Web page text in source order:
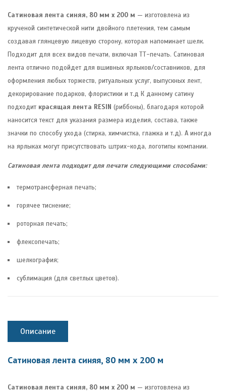
Сатиновая лента синяя, 80 мм х 200 м — изготовлена из
крученой синтетической нити двойного плетения, тем самым
создавая глянцевую лицевую сторону, которая напоминает шелк.
Подходит для всех видов печати, включая ТТ-печать. Сатиновая
лента отлично подойдет для вшивных ярлыков/составников, для
оформления любых торжеств, ритуальных услуг, выпускных лент,
декорирование подарков, флористики и т.д К данному сатину
подходит красящая лента RESIN (риббоны), благодаря которой
наносится текст для указания размера изделия, состава, также
значки по способу ухода (стирка, химчистка, глажка и т.д). А иногда
на ярлыках могут присутствовать штрих-кода, логотипы компании.
Сатиновая лента подходит для печати следующими способами:
термотрансферная печать;
горячее тиснение;
роторная печать;
флексопечать;
шелкография;
сублимация (для светлых цветов).
Описание
Сатиновая лента синяя, 80 мм х 200 м
Сатиновая лента синяя, 80 мм х 200 м — изготовлена из